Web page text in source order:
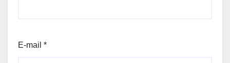
E-mail *